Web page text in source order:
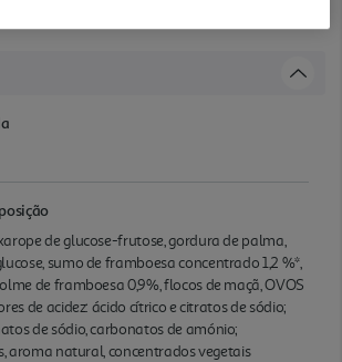
de glucose-frutose, gordura de palma,
sumo de framboesa concentrado 1,2 %*,
de framboesa 0,9%, flocos de maçã, OVOS
de acidez: ácido cítrico e citratos de sódio;
de sódio, carbonatos de amónio;
aroma natural, concentrados vegetais